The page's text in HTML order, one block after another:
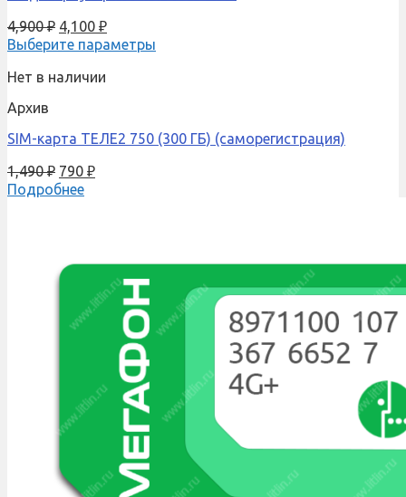
4,900₽ 4,100 ₽
Выберите параметры
Нет в наличии
Архив
SIM-карта ТЕЛЕ2 750 (300 ГБ) (саморегистрация)
1,490₽ 790 ₽
Подробнее